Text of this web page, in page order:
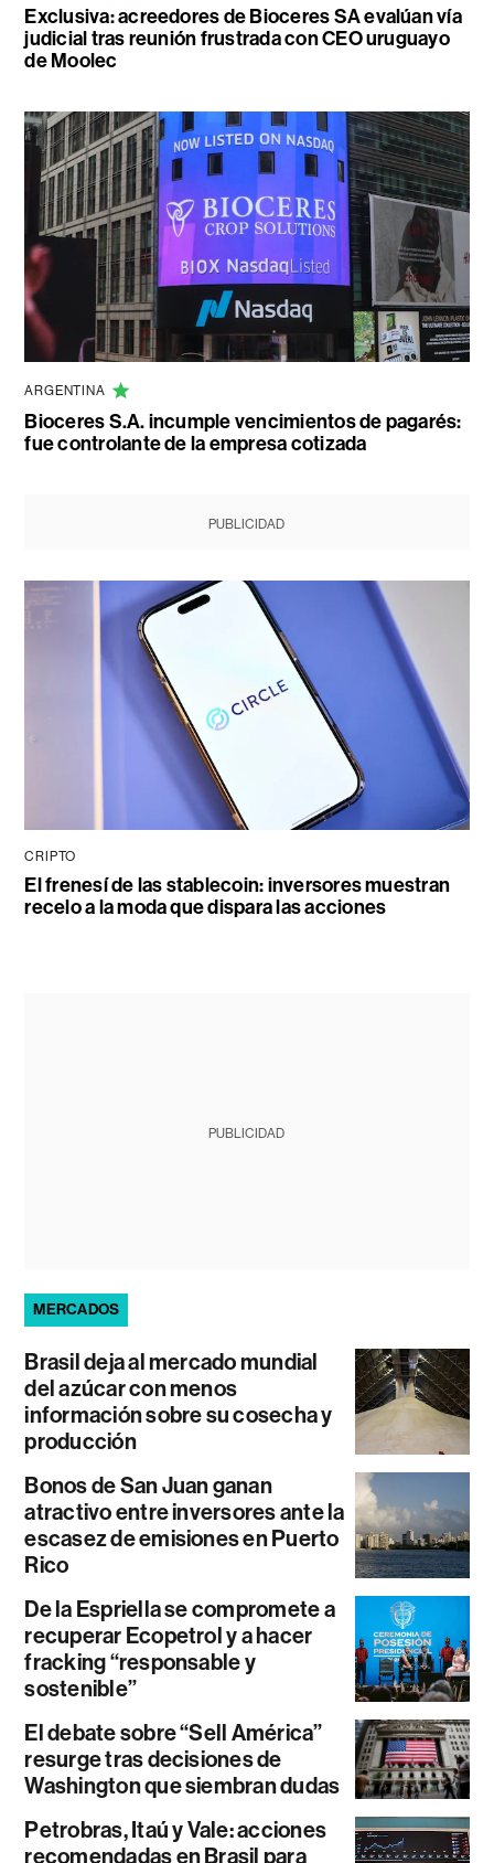
Exclusiva: acreedores de Bioceres SA evalúan vía
judicial tras reunión frustrada con CEO uruguayo
de Moolec
ARGENTINA
Bioceres S.A. incumple vencimientos de pagarés:
fue controlante de la empresa cotizada
PUBLICIDAD
CRIPTO
El frenesí de las stablecoin: inversores muestran
recelo a la moda que dispara las acciones
PUBLICIDAD
MERCADOS
Brasil deja al mercado mundial
del azúcar con menos
información sobre su cosecha y
producción
Bonos de San Juan ganan
atractivo entre inversores ante la
escasez de emisiones en Puerto
Rico
De la Espriella se compromete a
recuperar Ecopetrol y a hacer
fracking “responsable y
sostenible”
El debate sobre “Sell América”
resurge tras decisiones de
Washington que siembran dudas
Petrobras, Itaú y Vale: acciones
recomendadas en Brasil para